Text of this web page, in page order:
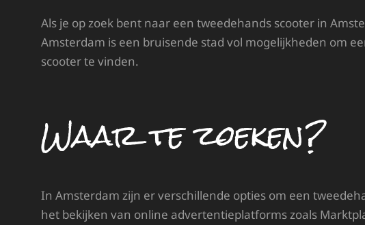
Als je op zoek bent naar een tweedehands scooter in
Amsterdam is een bruisende stad vol mogelijkheden om
scooter te vinden.
Waar te zoeken?
In Amsterdam zijn er verschillende opties om een
het bekijken van online advertentieplatforms zoals